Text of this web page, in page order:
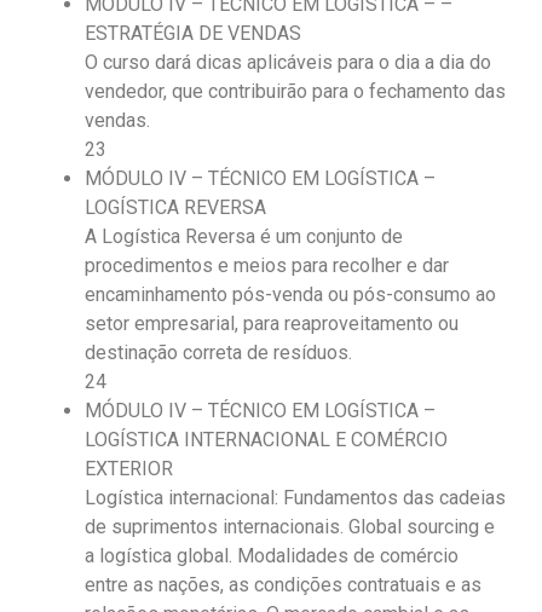
MÓDULO IV – TÉCNICO EM LOGÍSTICA – –
ESTRATÉGIA DE VENDAS
O curso dará dicas aplicáveis para o dia a dia do
vendedor, que contribuirão para o fechamento das
vendas.
23
MÓDULO IV – TÉCNICO EM LOGÍSTICA –
LOGÍSTICA REVERSA
A Logística Reversa é um conjunto de
procedimentos e meios para recolher e dar
encaminhamento pós-venda ou pós-consumo ao
setor empresarial, para reaproveitamento ou
destinação correta de resíduos.
24
MÓDULO IV – TÉCNICO EM LOGÍSTICA –
LOGÍSTICA INTERNACIONAL E COMÉRCIO
EXTERIOR
Logística internacional: Fundamentos das cadeias
de suprimentos internacionais. Global sourcing e
a logística global. Modalidades de comércio
entre as nações, as condições contratuais e as